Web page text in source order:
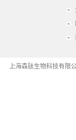
上海森肽生物科技有限